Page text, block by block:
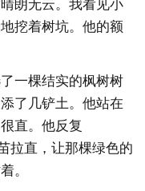
朗无云。我看见小
挖着树坑。他的额
一棵结实的枫树树
了几铲土。他站在
直。他反复
拉直，让那棵绿色的
。